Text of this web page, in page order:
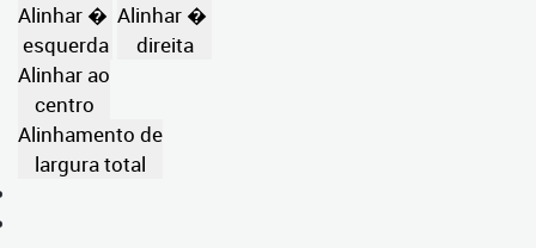
Alinhar �
esquerda
Alinhar �
direita
Alinhar ao
centro
Alinhamento de
largura total